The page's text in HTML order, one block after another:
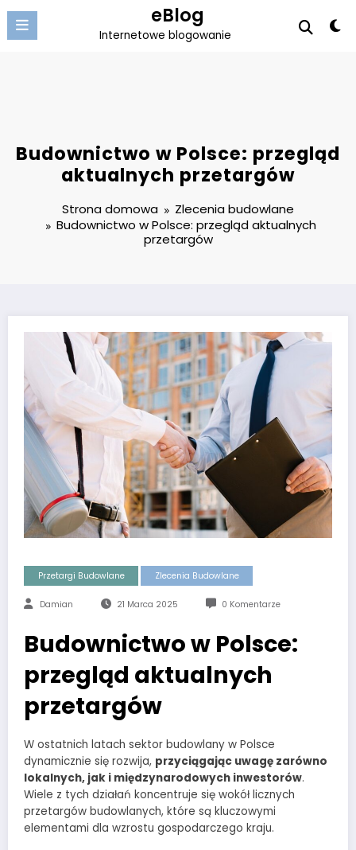
treści
eBlog
Internetowe blogowanie
Budownictwo w Polsce: przegląd
aktualnych przetargów
Strona domowa
Zlecenia budowlane
Budownictwo w Polsce: przegląd aktualnych
przetargów
Przetargi Budowlane Zlecenia Budowlane
Damian 21 Marca 2025 0 Komentarze
Budownictwo w Polsce:
przegląd aktualnych
przetargów
W ostatnich latach sektor budowlany w Polsce
dynamicznie się rozwija, przyciągając uwagę zarówno
lokalnych, jak i międzynarodowych inwestorów.
Wiele z tych działań koncentruje się wokół licznych
przetargów budowlanych, które są kluczowymi
elementami dla wzrostu gospodarczego kraju.